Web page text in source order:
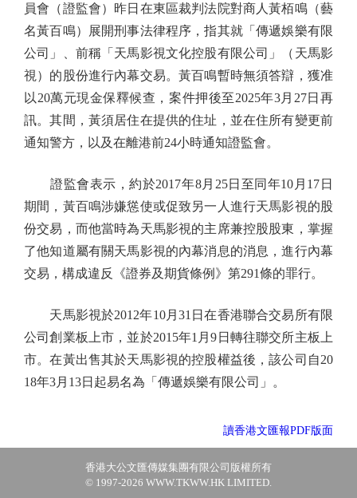
員會（證監會）昨日在東區裁判法院對商人黃栢鳴（藝
名黃百鳴）展開刑事法律程序，指其就「傳遞娛樂有限
公司」、前稱「天馬影視文化控股有限公司」（天馬影
視）的股份進行內幕交易。黃百鳴暫時無須答辯，獲准
以20萬元現金保釋候查，案件押後至2025年3月27日再
訊。其間，黃須居住在提供的住址，並在住所有變更前
通知警方，以及在離港前24小時通知證監會。
證監會表示，約於2017年8月25日至同年10月17日
期間，黃百鳴涉嫌慫使或促致另一人進行天馬影視的股
份交易，而他當時為天馬影視的主席兼控股股東，掌握
了他知道屬有關天馬影視的內幕消息的消息，進行內幕
交易，構成違反《證券及期貨條例》第291條的罪行。
天馬影視於2012年10月31日在香港聯合交易所有限
公司創業板上市，並於2015年1月9日轉往聯交所主板上
市。在黃出售其於天馬影視的控股權益後，該公司自20
18年3月13日起易名為「傳遞娛樂有限公司」。
讀香港文匯報PDF版面
香港大公文匯傳媒集團有限公司版權所有
© 1997-2026 WWW.TKWW.HK LIMITED.